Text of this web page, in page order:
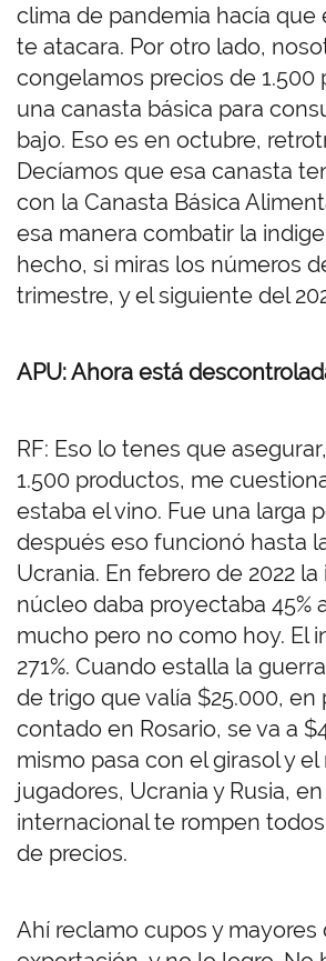
clima de pandemia hacía que
te atacara. Por otro lado,
congelamos precios de 1.500
una canasta básica para
bajo. Eso es en octubre,
Decíamos que esa canasta
con la Canasta Básica
esa manera combatir la
hecho, si miras los números
trimestre, y el siguiente del
APU: Ahora está
RF: Eso lo tenes que
1.500 productos, me
estaba el vino. Fue una larga
después eso funcionó hasta
Ucrania. En febrero de 2022
núcleo daba proyectaba 45%
mucho pero no como hoy. El
271%. Cuando estalla la
de trigo que valía $25.000, en
contado en Rosario, se va a
mismo pasa con el girasol y el
jugadores, Ucrania y Rusia,
internacional te rompen
de precios.
Ahí reclamo cupos y mayores